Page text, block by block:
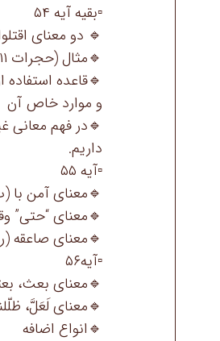
▫️بقیه آیه ۵۴
🔹 دو معنای
🔹مثال (حجرات ۱۱، بقره ۸۴)
🔹قاعده
و موارد خاص آن
🔹در فهم معانی
داریم.
▫️آیه ۵۵
🔹معنای آمن با (ب) و
🔹معنای “حتی”
🔹معنای صاعقه
▫️آیه۵۶
🔹معنای بعث، بعثه
🔹معنای لَعَلَّ،
🔹انواع اضافه